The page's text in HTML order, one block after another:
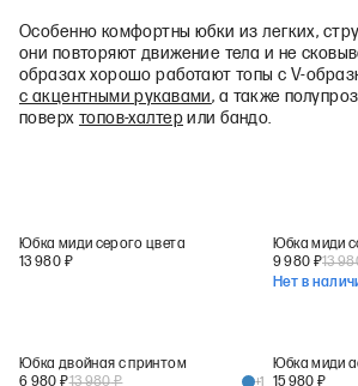
Особенно комфортны юбки из легких,
они повторяют движение тела и не
образах хорошо работают топы с V-
с акцентными рукавами, а также
поверх топов-халтер или бандо.
Юбка миди серого цвета
13 980 ₽
Юбка миди
9 980 ₽13
Нет в
Юбка двойная с принтом
6 980 ₽13 980₽ +1
15 980 ₽